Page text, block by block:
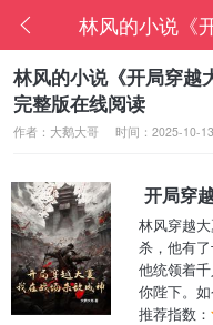
林风的小说《
林风的小说《开局穿越
完整版在线阅读
作者：大鹅大哥 时间：2025-10-
开局穿
林风穿越
杀，他有
他统领着
你陛下。
山？美人？
推荐指数：